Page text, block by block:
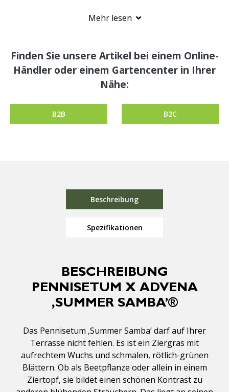
Mehr lesen
Finden Sie unsere Artikel bei einem Online-
Händler oder einem Gartencenter in Ihrer
Nähe:
B2B B2C
Beschreibung
Spezifikationen
BESCHREIBUNG
PENNISETUM X ADVENA
‚SUMMER SAMBA’®
Das Pennisetum ‚Summer Samba‘ darf auf Ihrer
Terrasse nicht fehlen. Es ist ein Ziergras mit
aufrechtem Wuchs und schmalen, rötlich-grünen
Blättern. Ob als Beetpflanze oder allein in einem
Ziertopf, sie bildet einen schönen Kontrast zu